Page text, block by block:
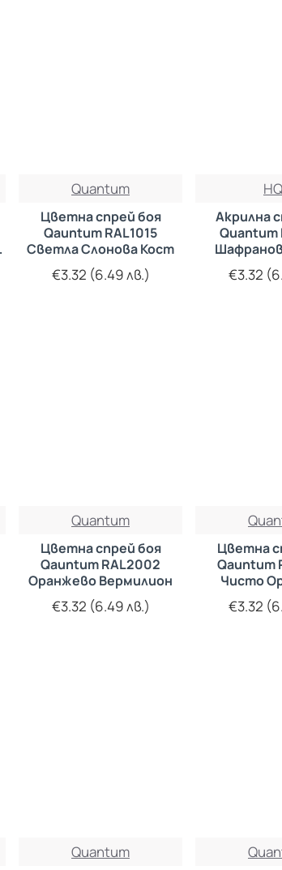
Quantum
Цветна спрей боя
Qauntum RAL1015
Светла Слонова Кост
€3.32 (6.49 лв.)
Акрилна
Quantum
€3.32
Quantum
Цветна спрей боя
Qauntum RAL2002
Оранжево Вермилион
€3.32 (6.49 лв.)
Цветна
Qauntum
Чисто
€3.32
Quantum